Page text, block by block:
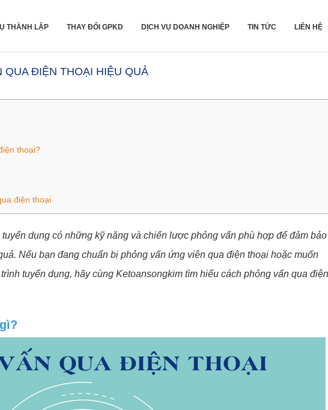
THÀNH LẬP THAY ĐỔI GPKD DỊCH VỤ DOANH NGHIỆP TIN TỨC LIÊN HỆ
QUA ĐIỆN THOẠI HIỆU QUẢ
thoại?
điện thoại
dụng có những kỹ năng và chiến lược phỏng vấn phù hợp để đảm bảo
Nếu bạn đang chuẩn bị phỏng vấn ứng viên qua điện thoại hoặc muốn
tuyển dụng, hãy cùng Ketoansongkim tìm hiểu cách phỏng vấn qua điện